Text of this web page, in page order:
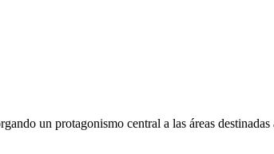
un protagonismo central a las áreas destinadas